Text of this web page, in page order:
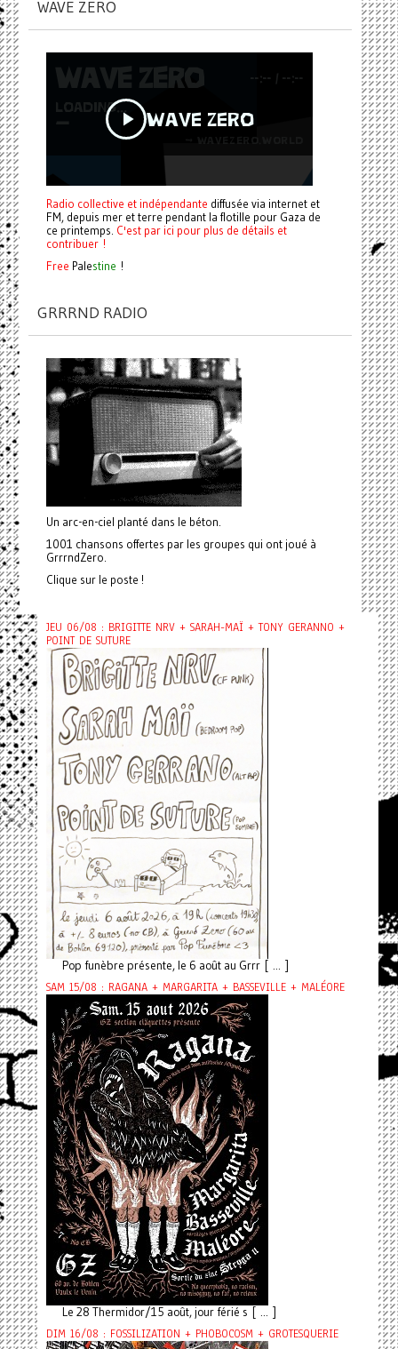
WAVE ZERO
Radio collective et indépendante diffusée via internet et
FM, depuis mer et terre pendant la flotille pour Gaza de
ce printemps. C'est par ici pour plus de détails et
contribuer !
Free Palestine !
GRRRND RADIO
Un arc-en-ciel planté dans le béton.
1001 chansons offertes par les groupes qui ont joué à
GrrrndZero.
Clique sur le poste !
JEU 06/08 : BRIGITTE NRV + SARAH-MAÏ + TONY GERANNO +
POINT DE SUTURE
Pop funèbre présente, le 6 août au Grrr [ ... ]
SAM 15/08 : RAGANA + MARGARITA + BASSEVILLE + MALÉORE
Le 28 Thermidor/15 août, jour férié s [ ... ]
DIM 16/08 : FOSSILIZATION + PHOBOCOSM + GROTESQUERIE